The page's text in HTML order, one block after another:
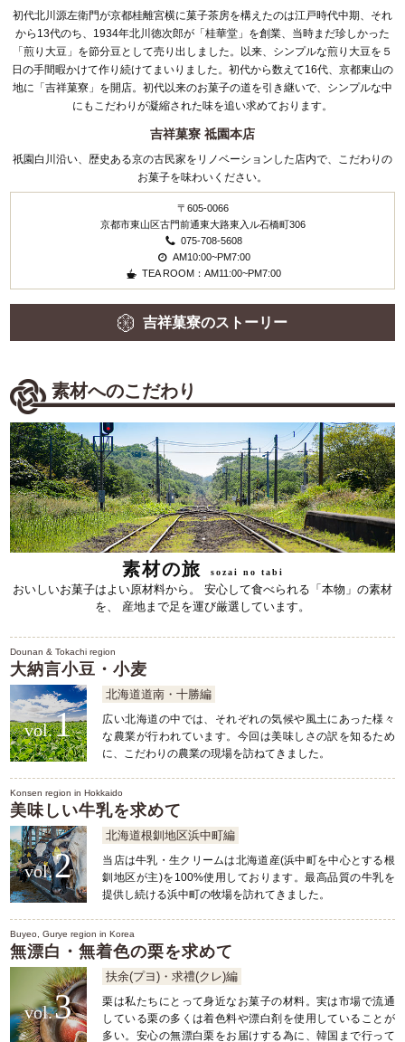
初代北川源左衛門が京都桂離宮横に菓子茶房を構えたのは江戸時代中期、それ
から13代のち、1934年北川徳次郎が「桂華堂」を創業、当時まだ珍しかった
「煎り大豆」を節分豆として売り出しました。以来、シンプルな煎り大豆を５
日の手間暇かけて作り続けてまいりました。初代から数えて16代、京都東山の
地に「吉祥菓寮」を開店。初代以来のお菓子の道を引き継いで、シンプルな中
にもこだわりが凝縮された味を追い求めております。
吉祥菓寮 祗園本店
祇園白川沿い、歴史ある京の古民家をリノベーションした店内で、こだわりの
お菓子を味わいください。
〒605-0066
京都市東山区古門前通東大路東入ル石橋町306
075-708-5608
AM10:00~PM7:00
TEA ROOM：AM11:00~PM7:00
吉祥菓寮のストーリー
素材へのこだわり
素材の旅 sozai no tabi
おいしいお菓子はよい原材料から。
安心して食べられる「本物」の素材
を、
産地まで足を運び厳選しています。
Dounan & Tokachi region
大納言小豆・小麦
北海道道南・十勝編
1
広い北海道の中では、それぞれの気候や風土にあった様々
な農業が行われています。今回は美味しさの訳を知るため
に、こだわりの農業の現場を訪ねてきました。
Konsen region in Hokkaido
美味しい牛乳を求めて
北海道根釧地区浜中町編
2
当店は牛乳・生クリームは北海道産(浜中町を中心とする根
釧地区が主)を100%使用しております。最高品質の牛乳を
提供し続ける浜中町の牧場を訪れてきました。
Buyeo, Gurye region in Korea
無漂白・無着色の栗を求めて
扶余(プヨ)・求禮(クレ)編
3
栗は私たちにとって身近なお菓子の材料。実は市場で流通
している栗の多くは着色料や漂白剤を使用していることが
多い。安心の無漂白栗をお届けする為に、韓国まで行って